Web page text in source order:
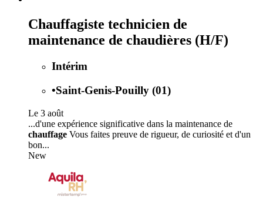
Chauffagiste technicien de
maintenance de chaudières (H/F)
Intérim
•Saint-Genis-Pouilly (01)
Le 3 août
...d'une expérience significative dans la maintenance de
chauffage Vous faites preuve de rigueur, de curiosité et d'un
bon...
New